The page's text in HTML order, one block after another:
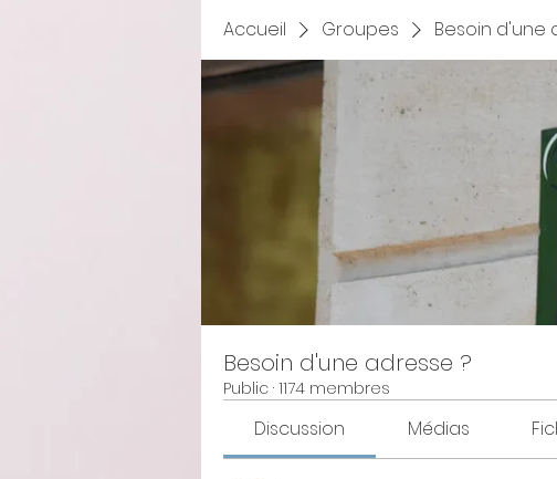
Accueil Groupes Besoin d'une
Besoin d'une adresse ?
Public · 1174 membres
Discussion Médias